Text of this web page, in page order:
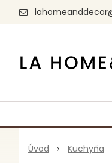
Úvod Kuchyňa